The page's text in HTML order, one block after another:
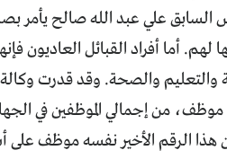
السابق علي عبد الله صالح يأمر
لهم. أما أفراد القبائل
والتعليم والصحة. وقد قدرت وكالة
عام 2006 بحوالي 30000 موظف، من إجمالي
من هذا الرقم الأخير نفسه موظف